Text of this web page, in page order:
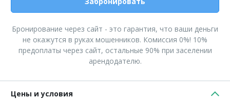
Бронирование через сайт - это гарантия, что ваши деньги
не окажутся в руках мошенников. Комиссия 0%! 10%
предоплаты через сайт, остальные 90% при заселении
арендодателю.
Цены и условия